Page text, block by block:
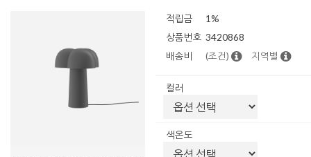
적립금
1%
상품번호 3420868
배송비
(조건) 지역별
컬러
색온도